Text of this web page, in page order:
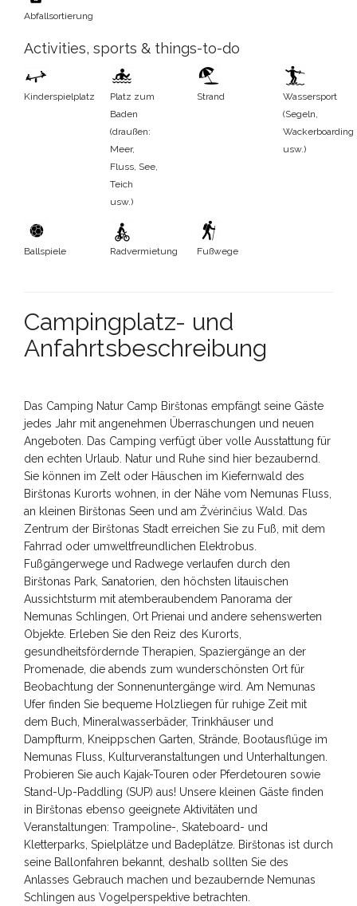
Abfallsortierung
Activities, sports & things-to-do
Kinderspielplatz
Platz zum
Baden
(draußen:
Meer,
Fluss, See,
Teich
usw.)
Strand
Wassersport
(Segeln,
Wackerboarding
usw.)
Ballspiele Radvermietung Fußwege
Campingplatz- und
Anfahrtsbeschreibung
Das Camping Natur Camp Birštonas empfängt seine Gäste
jedes Jahr mit angenehmen Überraschungen und neuen
Angeboten. Das Camping verfügt über volle Ausstattung für
den echten Urlaub. Natur und Ruhe sind hier bezaubernd.
Sie können im Zelt oder Häuschen im Kiefernwald des
Birštonas Kurorts wohnen, in der Nähe vom Nemunas Fluss,
an kleinen Birštonas Seen und am Žvėrinčius Wald. Das
Zentrum der Birštonas Stadt erreichen Sie zu Fuß, mit dem
Fahrrad oder umweltfreundlichen Elektrobus.
Fußgängerwege und Radwege verlaufen durch den
Birštonas Park, Sanatorien, den höchsten litauischen
Aussichtsturm mit atemberaubendem Panorama der
Nemunas Schlingen, Ort Prienai und andere sehenswerten
Objekte. Erleben Sie den Reiz des Kurorts,
gesundheitsfördernde Therapien, Spaziergänge an der
Promenade, die abends zum wunderschönsten Ort für
Beobachtung der Sonnenuntergänge wird. Am Nemunas
Ufer finden Sie bequeme Holzliegen für ruhige Zeit mit
dem Buch, Mineralwasserbäder, Trinkhäuser und
Dampfturm, Kneippschen Garten, Strände, Bootausflüge im
Nemunas Fluss, Kulturveranstaltungen und Unterhaltungen.
Probieren Sie auch Kajak-Touren oder Pferdetouren sowie
Stand-Up-Paddling (SUP) aus! Unsere kleinen Gäste finden
in Birštonas ebenso geeignete Aktivitäten und
Veranstaltungen: Trampoline-, Skateboard- und
Kletterparks, Spielplätze und Badeplätze. Birštonas ist durch
seine Ballonfahren bekannt, deshalb sollten Sie des
Anlasses Gebrauch machen und bezaubernde Nemunas
Schlingen aus Vogelperspektive betrachten.